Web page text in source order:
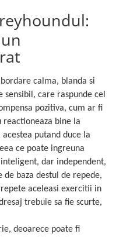
calma, blanda si
sensibil, care raspunde cel
pozitiva, cum ar fi
reactioneaza bine la
putand duce la
ce poate ingreuna
dar independent,
baza destul de repede,
aceleasi exercitii in
trebuie sa fie scurte,
deoarece poate fi